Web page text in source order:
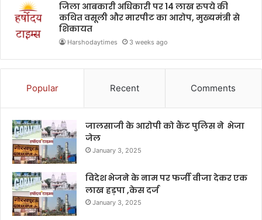
जिला आबकारी अधिकारी पर 14 लाख रुपये की
कथित वसूली और मारपीट का आरोप, मुख्यमंत्री से
शिकायत
Harshodaytimes 3 weeks ago
Popular Recent Comments
जालसाजी के आरोपी को कैंट पुलिस ने भेजा
जेल
January 3, 2025
विदेश भेजने के नाम पर फर्जी वीजा देकर एक
लाख हड़पा ,केस दर्ज
January 3, 2025